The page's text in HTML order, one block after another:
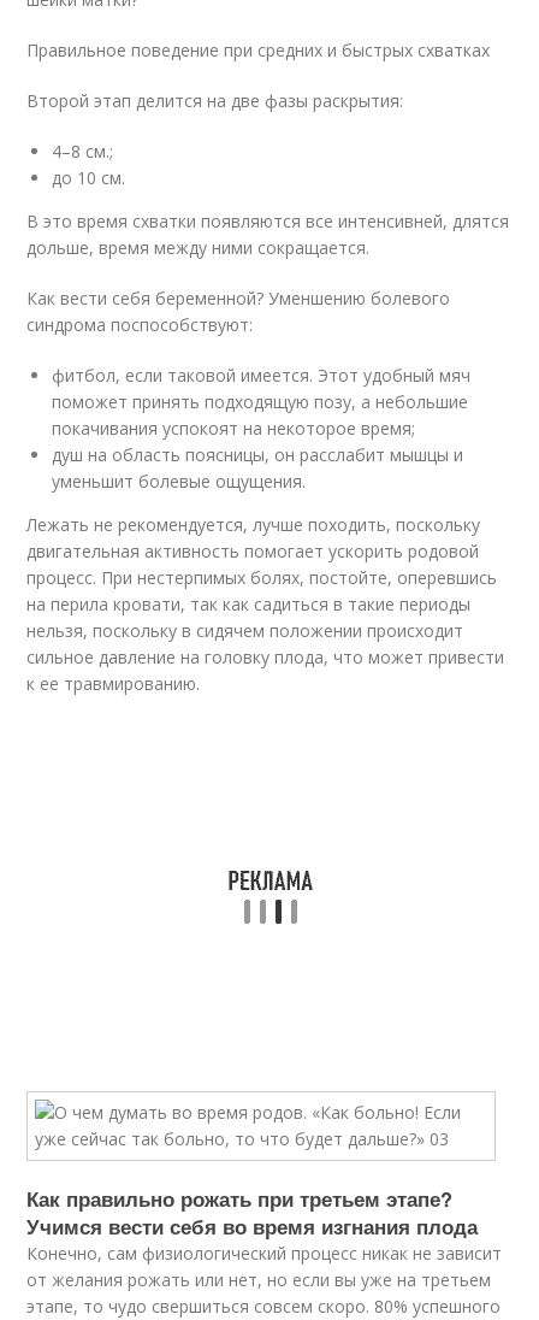
Правильное поведение при средних и быстрых схватках
Второй этап делится на две фазы раскрытия:
4–8 см.;
до 10 см.
В это время схватки появляются все интенсивней, длятся
дольше, время между ними сокращается.
Как вести себя беременной? Уменшению болевого
синдрома поспособствуют:
фитбол, если таковой имеется. Этот удобный мяч
поможет принять подходящую позу, а небольшие
покачивания успокоят на некоторое время;
душ на область поясницы, он расслабит мышцы и
уменьшит болевые ощущения.
Лежать не рекомендуется, лучше походить, поскольку
двигательная активность помогает ускорить родовой
процесс. При нестерпимых болях, постойте, оперевшись
на перила кровати, так как садиться в такие периоды
нельзя, поскольку в сидячем положении происходит
сильное давление на головку плода, что может привести
к ее травмированию.
Как правильно рожать при третьем этапе?
Учимся вести себя во время изгнания плода
Конечно, сам физиологический процесс никак не зависит
от желания рожать или нет, но если вы уже на третьем
этапе, то чудо свершиться совсем скоро. 80% успешного